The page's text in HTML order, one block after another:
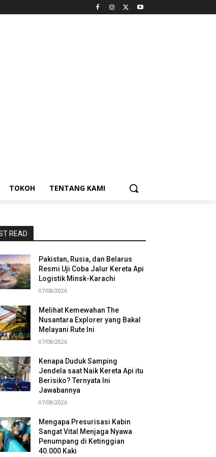
TOKOH TENTANG KAMI
READ
Pakistan, Rusia, dan Belarus
Resmi Uji Coba Jalur Kereta Api
Logistik Minsk-Karachi
07/08/2026
Melihat Kemewahan The
Nusantara Explorer yang Bakal
Melayani Rute Ini
07/08/2026
Kenapa Duduk Samping
Jendela saat Naik Kereta Api itu
Berisiko? Ternyata Ini
Jawabannya
07/08/2026
Mengapa Presurisasi Kabin
Sangat Vital Menjaga Nyawa
Penumpang di Ketinggian
40.000 Kaki